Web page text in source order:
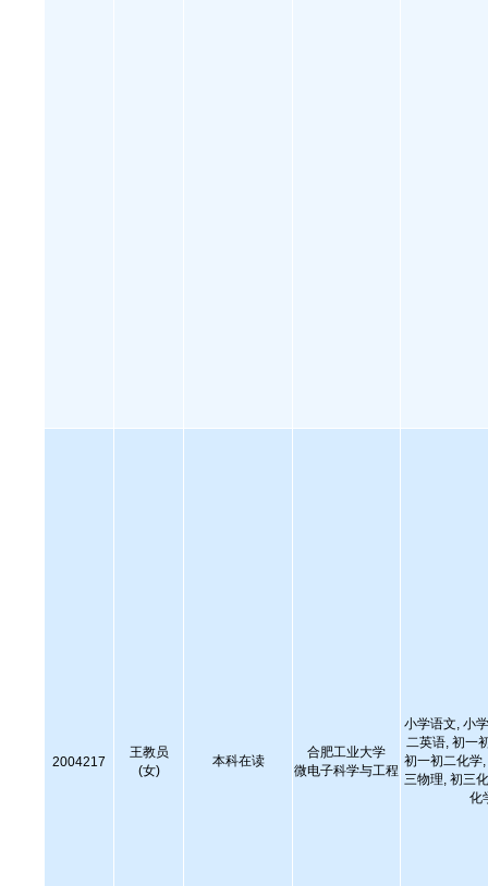
2004217
王教员
(女)
本科在读
合肥工业大学
微电子科学与工程
小学语文, 小
二英语, 初一
初一初二化学
三物理, 初三
化